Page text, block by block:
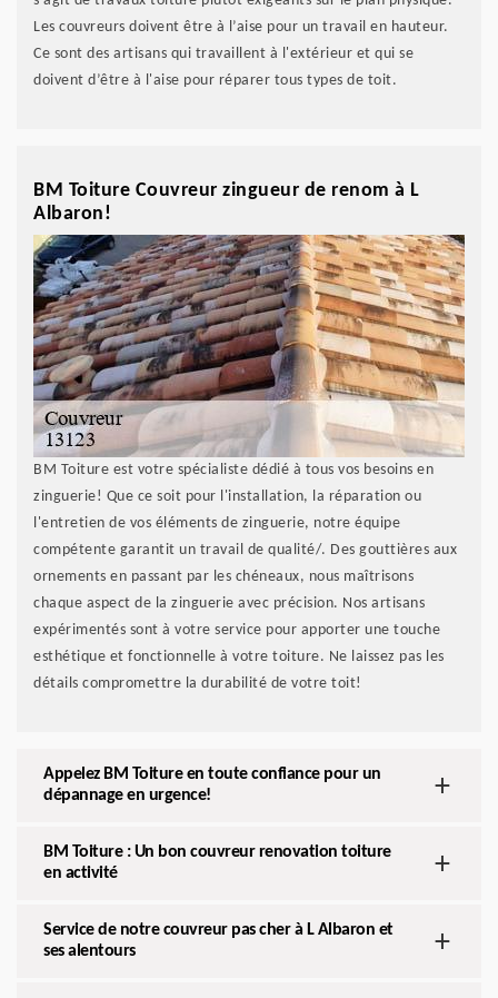
Les couvreurs doivent être à l’aise pour un travail en hauteur.
Ce sont des artisans qui travaillent à l'extérieur et qui se
doivent d’être à l'aise pour réparer tous types de toit.
BM Toiture Couvreur zingueur de renom à L
Albaron!
BM Toiture est votre spécialiste dédié à tous vos besoins en
zinguerie! Que ce soit pour l'installation, la réparation ou
l'entretien de vos éléments de zinguerie, notre équipe
compétente garantit un travail de qualité/. Des gouttières aux
ornements en passant par les chéneaux, nous maîtrisons
chaque aspect de la zinguerie avec précision. Nos artisans
expérimentés sont à votre service pour apporter une touche
esthétique et fonctionnelle à votre toiture. Ne laissez pas les
détails compromettre la durabilité de votre toit!
Appelez BM Toiture en toute confiance pour un
dépannage en urgence!
BM Toiture : Un bon couvreur renovation toiture
en activité
Service de notre couvreur pas cher à L Albaron et
ses alentours